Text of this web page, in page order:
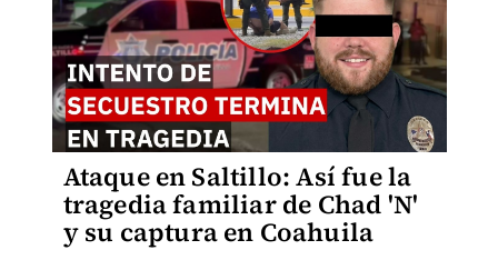
Ataque en Saltillo: Así fue la
tragedia familiar de Chad 'N'
y su captura en Coahuila